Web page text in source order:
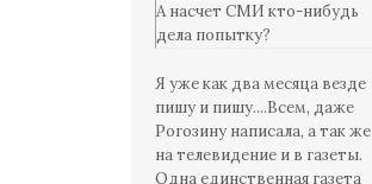
А насчет СМИ кто-нибудь
дела попытку?
Я уже как два месяца везде
пишу и пишу....Всем, даже
Рогозину написала, а так же
на телевидение и в газеты.
Одна единственная газета